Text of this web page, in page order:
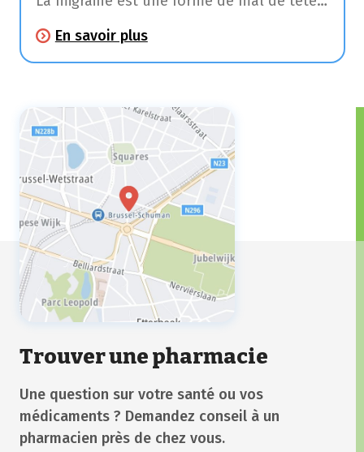
qui peuvent durer d’une demi-journée à
trois jours.
En savoir plus
Trouver une pharmacie
Une question sur votre santé ou vos
médicaments ? Demandez conseil à un
pharmacien près de chez vous.